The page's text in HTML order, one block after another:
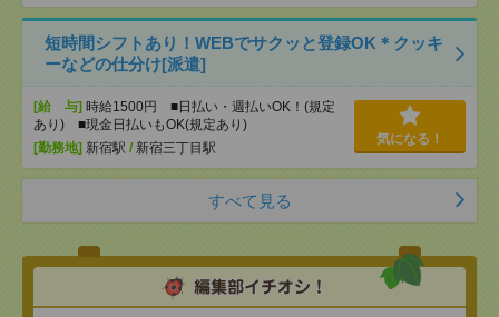
短時間シフトあり！WEBでサクッと登録OK＊クッキ
ーなどの仕分け[派遣]
[給 与] 時給1500円 ■日払い・週払いOK！(規定
あり) ■現金日払いもOK(規定あり)
[勤務地] 新宿駅 / 新宿三丁目駅
気になる！
すべて見る